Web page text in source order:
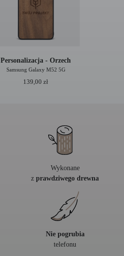
Personalizacja - Orzech
Samsung Galaxy M52 5G
139,00zł
Wykonane
z prawdziwego drewna
Nie pogrubia
telefonu